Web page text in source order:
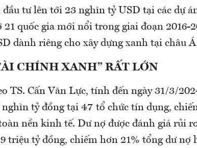
tư lên tới 23 nghìn tỷ USD tại các dự
quốc gia mới nổi trong giai đoạn 2016-
dành riêng cho xây dựng xanh tại châu
CHÍNH XANH” RẤT LỚN
TS. Cấn Văn Lực, tính đến ngày 31/3/
nghìn tỷ đồng tại 47 tổ chức tín dụng,
nền kinh tế. Dư nợ được đánh giá rủi
triệu tỷ đồng, chiếm hơn 21% tổng dư nợ